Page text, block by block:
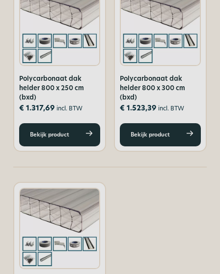
Polycarbonaat dak
helder 800 x 250 cm
(bxd)
€ 1.317,69 incl. BTW
Bekijk product
Polycarbonaat dak
helder 800 x 300 cm
(bxd)
€ 1.523,39 incl. BTW
Bekijk product